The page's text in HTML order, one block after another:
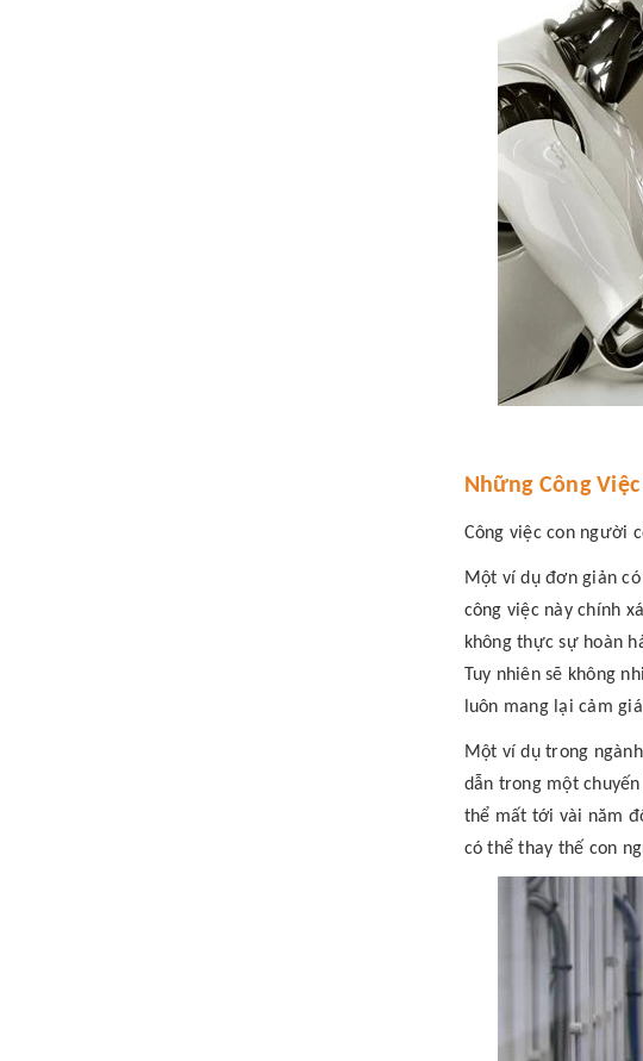
Những Công
Công việc con người
Một ví dụ đơn giản
công việc này chính
không thực sự hoàn
Tuy nhiên sẽ không
luôn mang lại cảm
Một ví dụ trong
dẫn trong một
thể mất tới vài năm
có thể thay thế con